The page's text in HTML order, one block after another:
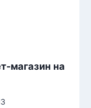
магазин на